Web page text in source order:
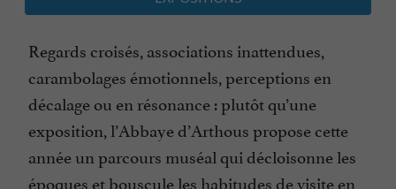
Regards croisés, associations inattendues,
carambolages émotionnels, perceptions en
décalage ou en résonance : plutôt qu’une
exposition, l’Abbaye d’Arthous propose cette
année un parcours muséal qui décloisonne les
époques et bouscule les habitudes de visite en